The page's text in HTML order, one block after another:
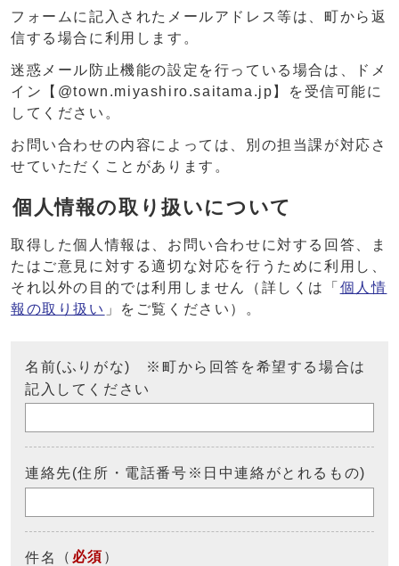
フォームに記入されたメールアドレス等は、町から返
信する場合に利用します。
迷惑メール防止機能の設定を行っている場合は、ドメ
イン【@town.miyashiro.saitama.jp】を受信可能に
してください。
お問い合わせの内容によっては、別の担当課が対応さ
せていただくことがあります。
個人情報の取り扱いについて
取得した個人情報は、お問い合わせに対する回答、ま
たはご意見に対する適切な対応を行うために利用し、
それ以外の目的では利用しません（詳しくは「 個人情
報の取り扱い 」をご覧ください）。
名前(ふりがな) ※町から回答を希望する場合は
記入してください
連絡先(住所・電話番号※日中連絡がとれるもの)
件名 （ 必須 ）